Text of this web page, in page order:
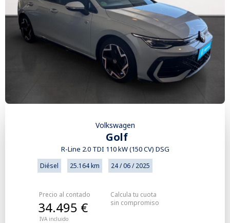
Volkswagen
Golf
R-Line 2.0 TDI 110 kW (150 CV) DSG
Diésel 25.164 km 24 / 06 / 2025
Precio al contado
IVA incluido
34.495 €
Calcula tu cuota
sin compromiso